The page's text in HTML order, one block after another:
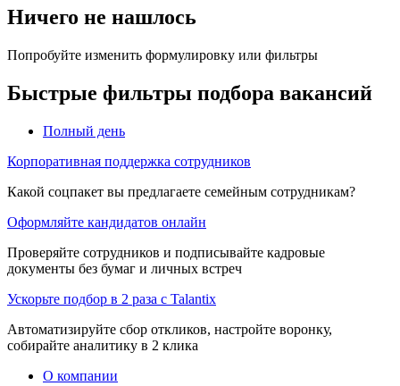
Ничего не нашлось
Попробуйте изменить формулировку или фильтры
Быстрые фильтры подбора вакансий
Полный день
Корпоративная поддержка сотрудников
Какой соцпакет вы предлагаете семейным сотрудникам?
Оформляйте кандидатов онлайн
Проверяйте сотрудников и подписывайте кадровые
документы без бумаг и личных встреч
Ускорьте подбор в 2 раза с Talantix
Автоматизируйте сбор откликов, настройте воронку,
собирайте аналитику в 2 клика
О компании